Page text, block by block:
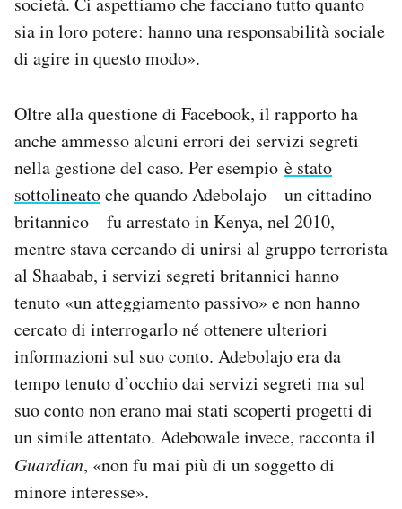
sia in loro potere: hanno una responsabilità sociale
di agire in questo modo».
Oltre alla questione di Facebook, il rapporto ha
anche ammesso alcuni errori dei servizi segreti
nella gestione del caso. Per esempio è stato
sottolineatoche quando Adebolajo – un cittadino
britannico – fu arrestato in Kenya, nel 2010,
mentre stava cercando di unirsi al gruppo terrorista
al Shaabab, i servizi segreti britannici hanno
tenuto «un atteggiamento passivo» e non hanno
cercato di interrogarlo né ottenere ulteriori
informazioni sul suo conto. Adebolajo era da
tempo tenuto d’occhio dai servizi segreti ma sul
suo conto non erano mai stati scoperti progetti di
un simile attentato. Adebowale invece, racconta il
Guardian, «non fu mai più di un soggetto di
minore interesse».